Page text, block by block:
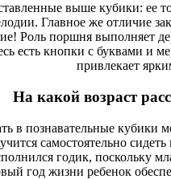
выше кубики: ее
Главное же отличие
Роль поршня выполняет
есть кнопки с буквами
привлекает
На какой возраст
в познавательные
самостоятельно
годик, поскольку
год жизни ребенок